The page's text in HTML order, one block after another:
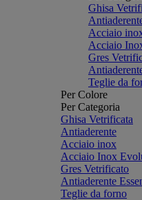
Ghisa
Acciaio
Acciaio
Gres
Teglie da
Per Colore
Per Categoria
Ghisa Vetrificata
Antiaderente
Acciaio inox
Acciaio Inox
Gres Vetrificato
Antiaderente
Teglie da forno